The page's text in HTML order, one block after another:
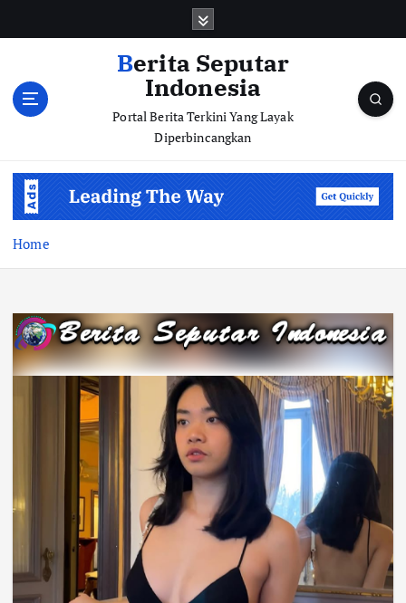
Berita Seputar
Indonesia
Portal Berita Terkini Yang Layak
Diperbincangkan
Home